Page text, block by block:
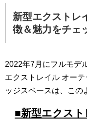
新型エクストレ
徴＆魅力をチェ
2022年7月にフルモデ
エクストレイル オー
ッジスペースは、この
■新型エクス